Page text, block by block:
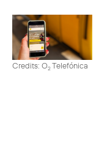
Credits: O2Telefónica